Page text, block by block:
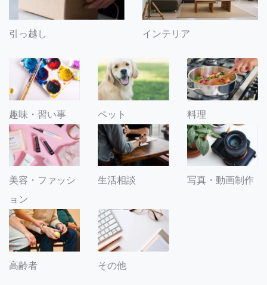
引っ越し インテリア
趣味・習い事 ペット 料理
美容・ファッシ
ョン
生活相談 写真・動画制作
高齢者 その他